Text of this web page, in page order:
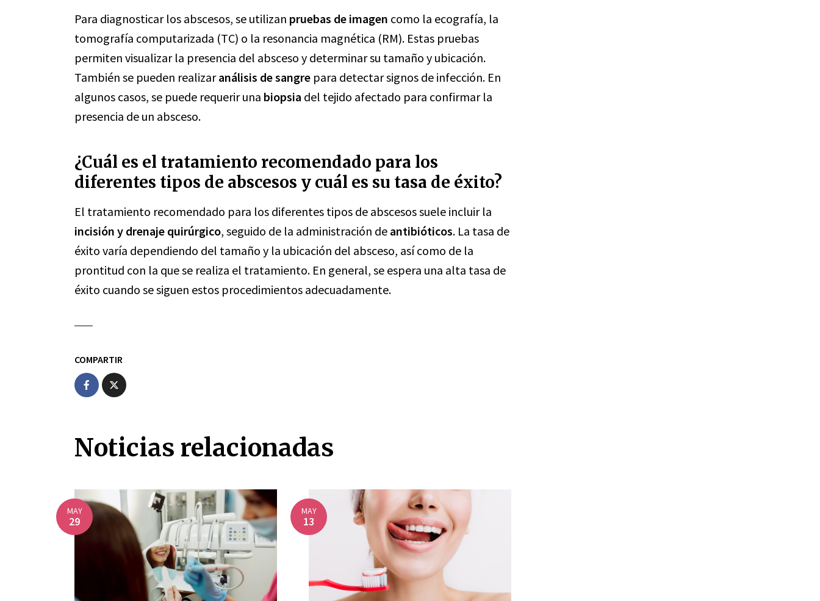
Para diagnosticar los abscesos, se utilizan pruebas de imagen como la ecografía, la
tomografía computarizada (TC) o la resonancia magnética (RM). Estas pruebas
permiten visualizar la presencia del absceso y determinar su tamaño y ubicación.
También se pueden realizaranálisis de sangre para detectar signos de infección. En
algunos casos, se puede requerir una biopsia del tejido afectado para confirmar la
presencia de un absceso.
¿Cuál es el tratamiento recomendado para los
diferentes tipos de abscesos y cuál es su tasa de éxito?
El tratamiento recomendado para los diferentes tipos de abscesos suele incluir la
incisión y drenaje quirúrgico, seguido de la administración de antibióticos. La tasa de
éxito varía dependiendo del tamaño y la ubicación del absceso, así como de la
prontitud con la que se realiza el tratamiento. En general, se espera una alta tasa de
éxito cuando se siguen estos procedimientos adecuadamente.
COMPARTIR
Noticias relacionadas
MAY
29
MAY
13